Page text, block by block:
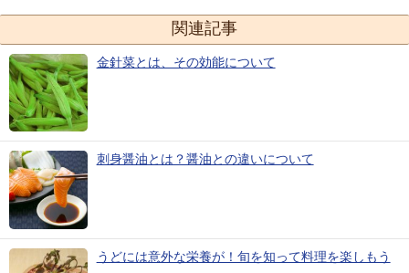
関連記事
金針菜とは、その効能について
刺身醤油とは？醤油との違いについて
うどには意外な栄養が！旬を知って料理を楽しもう